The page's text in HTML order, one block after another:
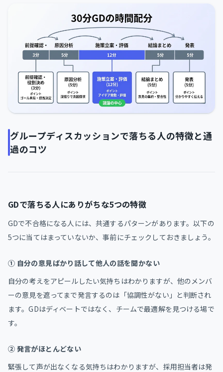
グループディスカッションで落ちる人の特徴と通
過のコツ
GDで落ちる人にありがちな5つの特徴
GDで不合格になる人には、共通するパターンがあります。以下の
5つに当てはまっていないか、事前にチェックしておきましょう。
① 自分の意見ばかり話して他人の話を聞かない
自分の考えをアピールしたい気持ちはわかりますが、他のメンバ
ーの意見を遮ってまで発言するのは「協調性がない」と判断され
ます。GDはディベートではなく、チームで最適解を見つける場で
す。
② 発言がほとんどない
緊張して声が出なくなる気持ちはわかりますが、採用担当者は発